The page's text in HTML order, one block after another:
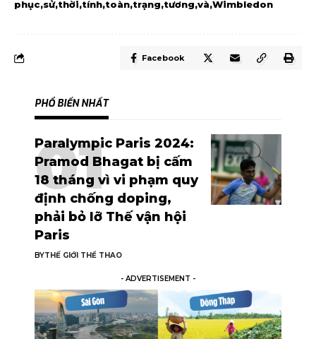
phục sử thời tính toàn trạng tương và Wimbledon
Facebook
PHỔ BIẾN NHẤT
Paralympic Paris 2024:
Pramod Bhagat bị cấm
18 tháng vì vi phạm quy
định chống doping,
phải bỏ lỡ Thế vận hội
Paris
BYTHẾ GIỚI THỂ THAO
- ADVERTISEMENT -